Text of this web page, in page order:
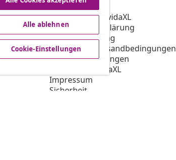
Über vidaXL
AGB Verkäufer vidaXL
Datenschutzerklärung
Cookie-Erklärung
Priorisierte Versandbedingungen
Cookie-Einstellungen
Arbeiten bei vidaXL
Impressum
Sicherheit
Alle ablehnen
Cookie-Einstellungen